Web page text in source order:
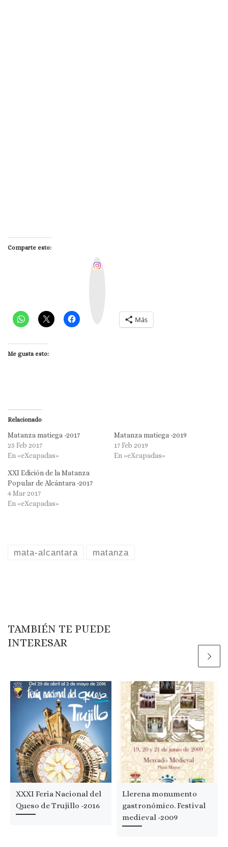
Comparte esto:
Más
Me gusta esto:
Relacionado
Matanza matiega -2017
25 Feb 2017
En «eXcapadas»
Matanza matiega -2019
17 Feb 2019
En «eXcapadas»
XXI Edición de la Matanza
Popular de Alcántara -2017
4 Mar 2017
En «eXcapadas»
mata-alcantara matanza
TAMBIÉN TE PUEDE
INTERESAR
XXXI Feria Nacional del
Queso de Trujillo -2016
Llerena monumento
gastronómico. Festival
medieval -2009